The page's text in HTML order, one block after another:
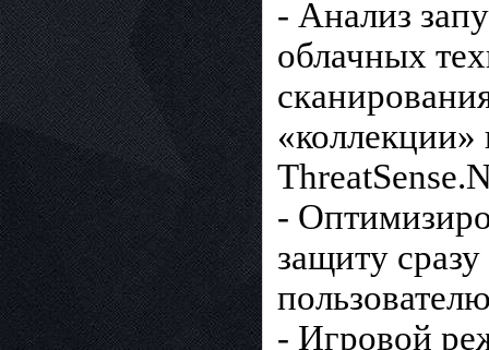
- Анализ
облачных
-
защиту
- Игровой